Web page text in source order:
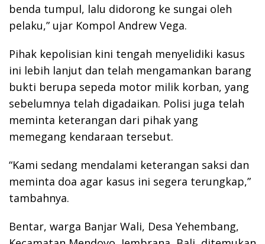
benda tumpul, lalu didorong ke sungai oleh
pelaku,” ujar Kompol Andrew Vega.
Pihak kepolisian kini tengah menyelidiki kasus
ini lebih lanjut dan telah mengamankan barang
bukti berupa sepeda motor milik korban, yang
sebelumnya telah digadaikan. Polisi juga telah
meminta keterangan dari pihak yang
memegang kendaraan tersebut.
“Kami sedang mendalami keterangan saksi dan
meminta doa agar kasus ini segera terungkap,”
tambahnya.
Bentar, warga Banjar Wali, Desa Yehembang,